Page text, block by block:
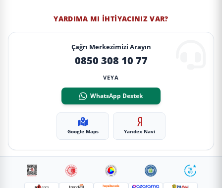
YARDIMA MI İHTIYACINIZ VAR?
Çağrı Merkezimizi Arayın
0850 308 10 77
VEYA
WhatsApp Destek
Google Maps Yandex Navi